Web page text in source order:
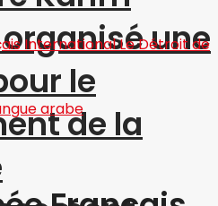
organisé une
le
de la